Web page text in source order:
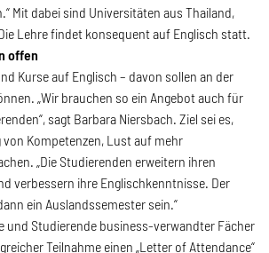
Mit dabei sind Universitäten aus Thailand,
Lehre findet konsequent auf Englisch statt.
offen
Kurse auf Englisch – davon sollen an der
„Wir brauchen so ein Angebot auch für
sagt Barbara Niersbach. Ziel sei es,
Kompetenzen, Lust auf mehr
„Die Studierenden erweitern ihren
verbessern ihre Englischkenntnisse. Der
ein Auslandssemester sein.“
und Studierende business-verwandter Fächer
Teilnahme einen „Letter of Attendance“